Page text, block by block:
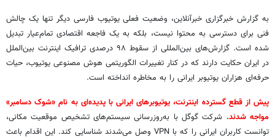
به گزارش خبرگزاری خبرآنلاین، وضعیت فعلی یوتیوب فارسی دیگر تنها یک چالش
فنی برای دسترسی به محتوا نیست، بلکه به یک فاجعه اقتصادی تمام‌عیار تبدیل
شده است. گزارش‌های بین‌المللی از سقوط ۹۸ درصدی ترافیک اینترنت بین‌الملل
در ایران حکایت دارند که در کنار تغییرات الگوریتمی هوش مصنوعی یوتیوب، حیات
حرفه‌ای هزاران یوتیوبر ایرانی را به مخاطره انداخته است.
پیش از قطع گسترده اینترنت، یوتیوبرهای ایرانی با پدیده‌ای به نام «شوک دسامبر»
مواجه شدند. شرکت گوگل با به‌روزرسانی سیستم‌های تشخیص موقعیت مکانی،
توانست کاربران ایرانی را که با VPN وصل می‌شدند شناسایی کند. این اقدام باعث